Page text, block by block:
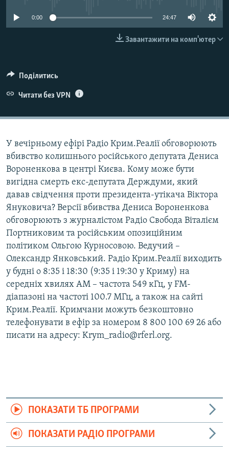
СВІДЧЕННЯ ОКУПАЦІЇ
Русский
0:00 24:47
Завантажити на комп'ютер
Поділитись
Читати без VPN
У вечірньому ефірі Радіо Крим.Реалії обговорюють
вбивство колишнього російського депутата Дениса
Вороненкова в центрі Києва. Кому може бути
вигідна смерть екс-депутата Держдуми, який
давав свідчення проти президента-утікача Віктора
Януковича? Версії вбивства Дениса Вороненкова
обговорюють з журналістом Радіо Свобода Віталієм
Портниковим та російським опозиційним
політиком Ольгою Курносовою. Ведучий –
Олександр Янковський. Радіо Крим.Реалії виходить
у будні о 8:35 і 18:30 (9:35 і 19:30 у Криму) на
середніх хвилях АМ – частота 549 кГц, у FM-
діапазоні на частоті 100.7 МГц, а також на сайті
Крим.Реалії. Кримчани можуть безкоштовно
телефонувати в ефір за номером 8 800 100 69 26 або
писати на адресу: Krym_radio@rferl.org.
ПОКАЗАТИ ТБ ПРОГРАМИ
ПОКАЗАТИ РАДІО ПРОГРАМИ